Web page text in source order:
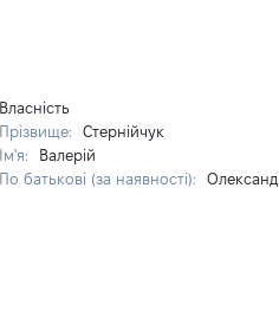
Власність
Прізвище:
Стернійчук
Ім'я:
Валерій
По батькові (за наявності):